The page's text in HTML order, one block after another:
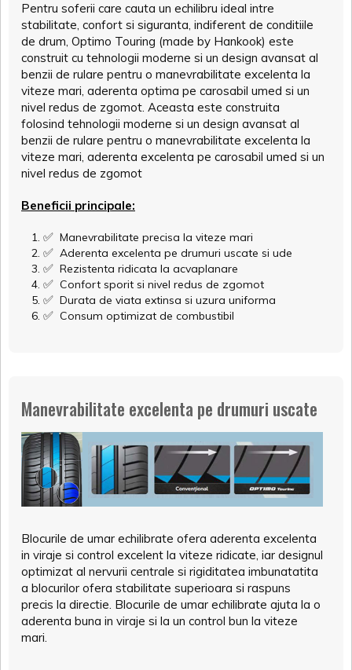
Pentru soferii care cauta un echilibru ideal intre
stabilitate, confort si siguranta, indiferent de conditiile
de drum, Optimo Touring (made by Hankook) este
construit cu tehnologii moderne si un design avansat al
benzii de rulare pentru o manevrabilitate excelenta la
viteze mari, aderenta optima pe carosabil umed si un
nivel redus de zgomot. Aceasta este construita
folosind tehnologii moderne si un design avansat al
benzii de rulare pentru o manevrabilitate excelenta la
viteze mari, aderenta excelenta pe carosabil umed si un
nivel redus de zgomot
Beneficii principale:
✅ Manevrabilitate precisa la viteze mari
✅ Aderenta excelenta pe drumuri uscate si ude
✅ Rezistenta ridicata la acvaplanare
✅ Confort sporit si nivel redus de zgomot
✅ Durata de viata extinsa si uzura uniforma
✅ Consum optimizat de combustibil
Manevrabilitate excelenta pe drumuri uscate
Blocurile de umar echilibrate ofera aderenta excelenta
in viraje si control excelent la viteze ridicate, iar designul
optimizat al nervurii centrale si rigiditatea imbunatatita
a blocurilor ofera stabilitate superioara si raspuns
precis la directie. Blocurile de umar echilibrate ajuta la o
aderenta buna in viraje si la un control bun la viteze
mari.